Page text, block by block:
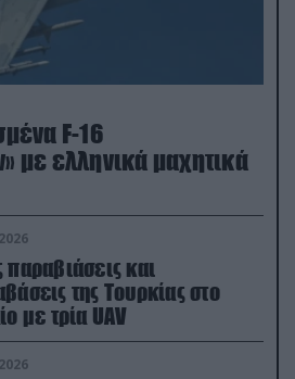
F-16
με ελληνικά μαχητικά
παραβιάσεις και
της Τουρκίας στο
με τρία UAV